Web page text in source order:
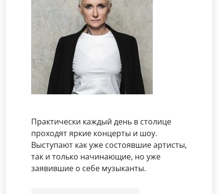
Практически каждый день в столице
проходят яркие концерты и шоу.
Выступают как уже состоявшие артисты,
так и только начинающие, но уже
заявившие о себе музыканты.